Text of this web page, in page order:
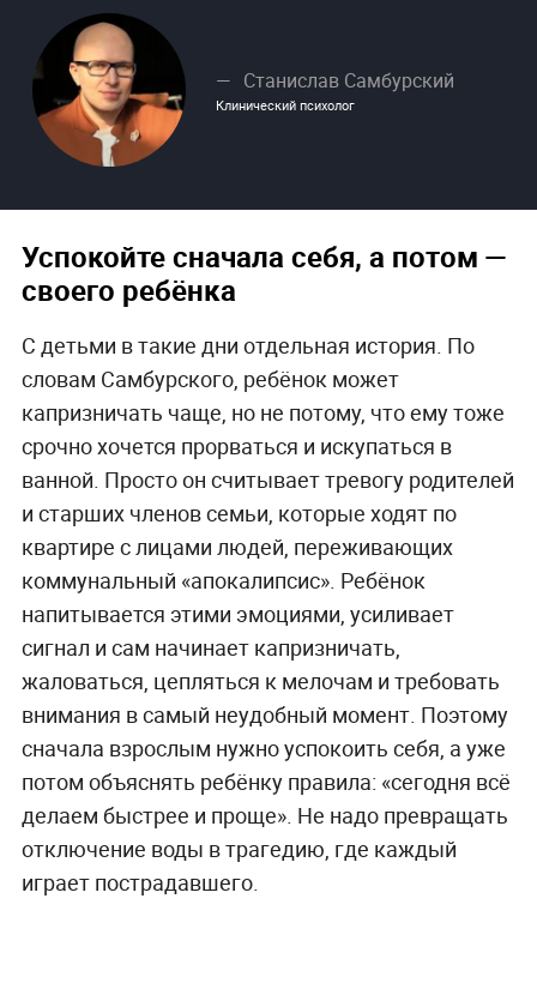
Станислав Самбурский
Клинический психолог
Успокойте сначала себя, а потом —
своего ребёнка
С детьми в такие дни отдельная история. По
словам Самбурского, ребёнок может
капризничать чаще, но не потому, что ему тоже
срочно хочется прорваться и искупаться в
ванной. Просто он считывает тревогу родителей
и старших членов семьи, которые ходят по
квартире с лицами людей, переживающих
коммунальный «апокалипсис». Ребёнок
напитывается этими эмоциями, усиливает
сигнал и сам начинает капризничать,
жаловаться, цепляться к мелочам и требовать
внимания в самый неудобный момент. Поэтому
сначала взрослым нужно успокоить себя, а уже
потом объяснять ребёнку правила: «сегодня всё
делаем быстрее и проще». Не надо превращать
отключение воды в трагедию, где каждый
играет пострадавшего.